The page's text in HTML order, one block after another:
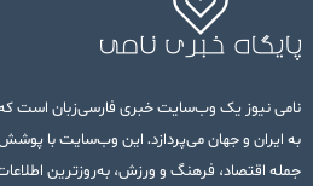
نامی نیوز یک وب‌سایت خبری فارسی‌زبان است که
به ایران و جهان می‌پردازد. این وب‌سایت با
جمله اقتصاد، فرهنگ و ورزش، به‌روزترین اطلاعات